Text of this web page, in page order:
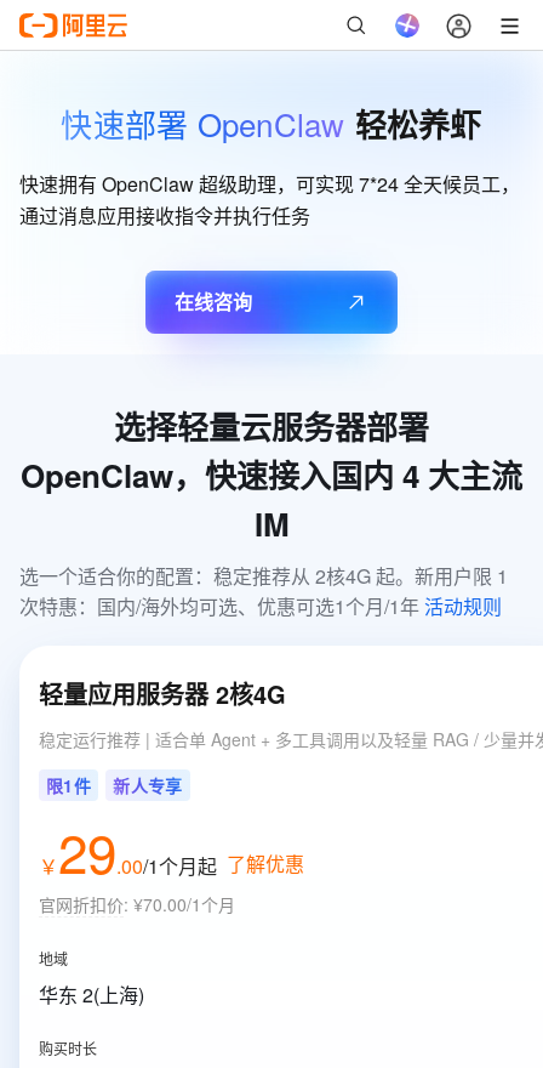
快速部署 OpenClaw 轻松养虾
快速拥有 OpenClaw 超级助理，可实现 7*24 全天候员工，
通过消息应用接收指令并执行任务
在线咨询
选择轻量云服务器部署
OpenClaw，快速接入国内 4 大主流
IM
选一个适合你的配置：稳定推荐从 2核4G 起。新用户限 1
次特惠：国内/海外均可选、优惠可选1个月/1年 活动规则
轻量应用服务器 2核4G
稳定运行推荐 | 适合单 Agent + 多工具调用以及轻量 RAG / 少量并
限1件
新人专享
￥29.00/1个月起 了解优惠
官网折扣价: ¥70.00/1个月
地域
华东 2(上海)
购买时长